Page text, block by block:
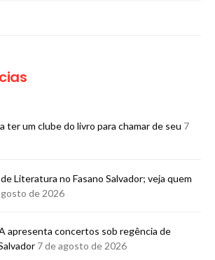
ter um clube do livro para chamar de seu 7
Literatura no Fasano Salvador; veja quem
de 2026
apresenta concertos sob regência de
7 de agosto de 2026